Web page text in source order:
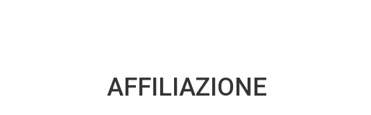
AFFILIAZIONE